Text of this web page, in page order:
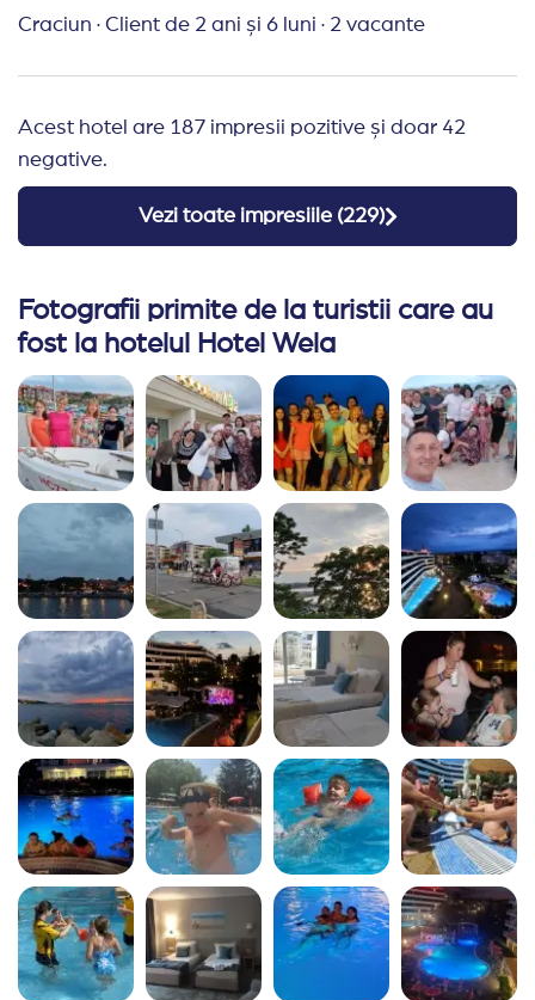
Craciun · Client de 2 ani și 6 luni · 2 vacante
Acest hotel are 187 impresii pozitive și doar 42
negative.
Vezi toate impresiile (229)
Fotografii primite de la turistii care au
fost la hotelul Hotel Wela